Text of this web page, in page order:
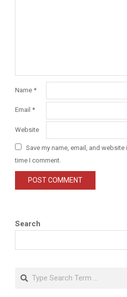
Name *
Email *
Website
Save my name, email, and
time I comment.
Search
Search